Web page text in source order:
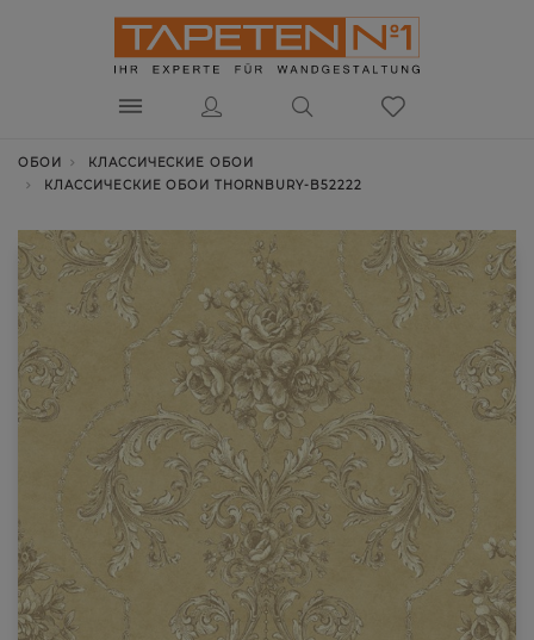
ОБОИ
КЛАССИЧЕСКИЕ ОБОИ
КЛАССИЧЕСКИЕ ОБОИ THORNBURY-B52222